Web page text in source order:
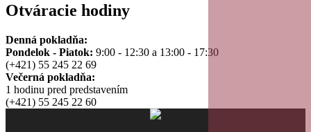
Otváracie hodiny
Denná pokladňa:
Pondelok - Piatok: 9:00 - 12:30 a 13:00 - 17:30
(+421) 55 245 22 69
Večerná pokladňa:
1 hodinu pred predstavením
(+421) 55 245 22 60